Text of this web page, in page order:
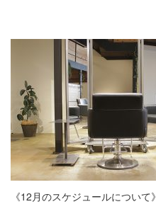
《12月のスケジュールについて》